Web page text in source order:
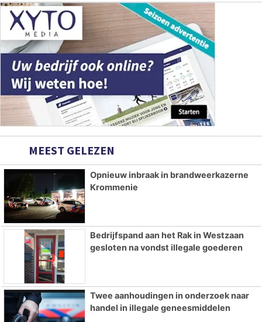
MEEST GELEZEN
Opnieuw inbraak in brandweerkazerne
Krommenie
Bedrijfspand aan het Rak in Westzaan
gesloten na vondst illegale goederen
Twee aanhoudingen in onderzoek naar
handel in illegale geneesmiddelen